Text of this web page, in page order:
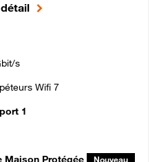
s
Wifi 7
1
Maison Protégée Nouveau